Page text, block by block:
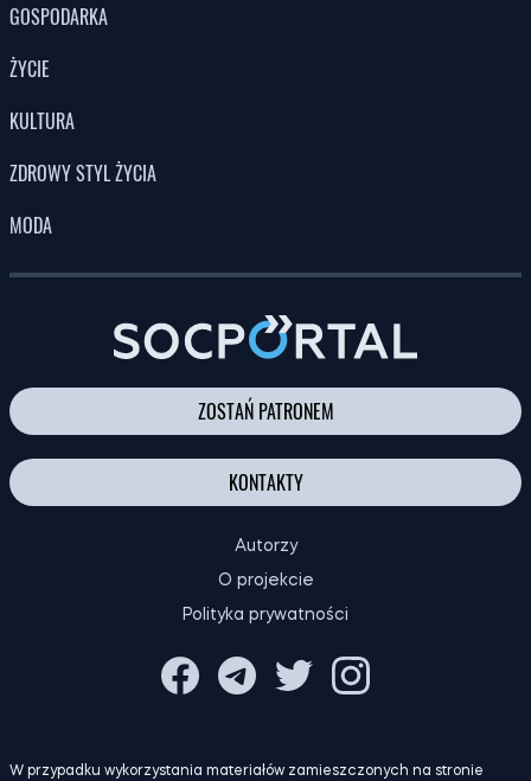
GOSPODARKA
ŻYCIE
KULTURA
ZDROWY STYL ŻYCIA
MODA
ZOSTAŃ PATRONEM
KONTAKTY
Autorzy
O projekcie
Polityka prywatności
W przypadku wykorzystania materiałów zamieszczonych na stronie